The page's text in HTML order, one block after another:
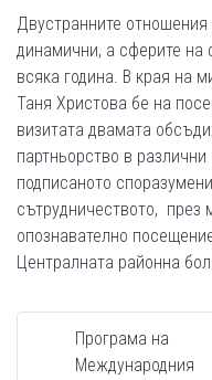
Двустранните
динамични, а сферите на
всяка година. В края на
Таня Христова бе на
визитата двамата
партньорство в
подписаното
сътрудничеството, през
опознавателно
Централната районна
Програма на
Международния